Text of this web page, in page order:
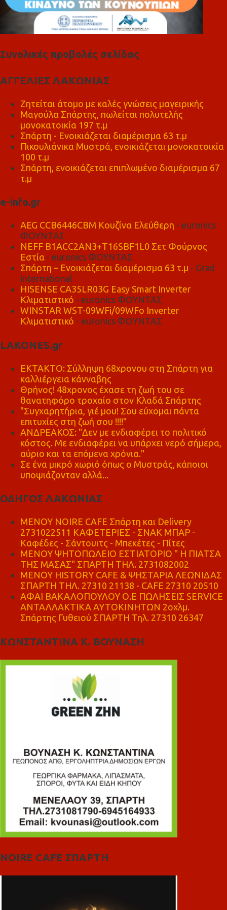
Συνολικές προβολές σελίδας
ΑΓΓΕΛΙΕΣ ΛΑΚΩΝΙΑΣ
Ζητείται άτομο με καλές γνώσεις μαγειρικής
Μαγούλα Σπάρτης, πωλείται πολυτελής
μονοκατοικία 197 τ.μ
Σπάρτη - Ενοικιάζεται διαμέρισμα 63 τ.μ
Πικουλιάνικα Μυστρά, ενοικιάζεται μονοκατοικία
100 τ.μ
Σπάρτη, ενοικιάζεται επιπλωμένο διαμέρισμα 67
τ.μ
e-info.gr
AEG CCB6446CBM Κουζίνα Ελεύθερη - euronics
ΦΟΥΝΤΑΣ
NEFF B1ACC2AN3+T16SBF1L0 Σετ Φούρνος
Εστία - euronics ΦΟΥΝΤΑΣ
Σπάρτη – Ενοικιάζεται διαμέρισμα 63 τ.μ - Grad
international
HISENSE CA35LR03G Easy Smart Inverter
Κλιματιστικό - euronics ΦΟΥΝΤΑΣ
WINSTAR WST-09WFi/09WFo Inverter
Κλιματιστικό - euronics ΦΟΥΝΤΑΣ
LAKONES.gr
ΕΚΤΑΚΤΟ: Σύλληψη 68χρονου στη Σπάρτη για
καλλιέργεια κάνναβης
Θρήνος! 48χρονος έχασε τη ζωή του σε
θανατηφόρο τροχαίο στον Κλαδά Σπάρτης
"Συγχαρητήρια, γιέ μου! Σου εύχομαι πάντα
επιτυχίες στη ζωή σου !!!!"
ΑΝΔΡΕΑΚΟΣ: "Δεν με ενδιαφέρει το πολιτικό
κόστος. Με ενδιαφέρει να υπάρχει νερό σήμερα,
αύριο και τα επόμενα χρόνια."
Σε ένα μικρό χωριό όπως ο Μυστράς, κάποιοι
υποψιάζονταν αλλά...
ΟΔΗΓΟΣ ΛΑΚΩΝΙΑΣ
MENOY NOIRE CAFE Σπάρτη και Delivery
2731022511 ΚΑΦΕΤΕΡΙΕΣ - ΣΝΑΚ ΜΠΑΡ -
Καφέδες - Σάντουιτς - Μπεκέτες - Πίτες
ΜΕΝΟΥ ΨΗΤΟΠΩΛΕΙΟ ΕΣΤΙΑΤΟΡΙΟ " Η ΠΙΑΤΣΑ
ΤΗΣ ΜΑΣΑΣ" ΣΠΑΡΤΗ ΤΗΛ. 2731082002
ΜΕΝΟΥ HISTORY CAFE & ΨΗΣΤΑΡΙΑ ΛΕΩΝΙΔΑΣ
ΣΠΑΡΤΗ ΤΗΛ. 27310 21138 - CAFE 27310 20510
ΑΦΑΙ ΒΑΚΑΛΟΠΟΥΛΟΥ Ο.Ε ΠΩΛΗΣΕΙΣ SERVICE
ΑΝΤΑΛΛΑΚΤΙΚΑ ΑΥΤΟΚΙΝΗΤΩΝ 2οχλμ.
Σπάρτης Γυθειού ΣΠΑΡΤΗ Τηλ. 27310 26347
ΚΩΝΣΤΑΝΤΙΝΑ Κ. ΒΟΥΝΑΣΗ
NOIRE CAFE ΣΠΑΡΤΗ